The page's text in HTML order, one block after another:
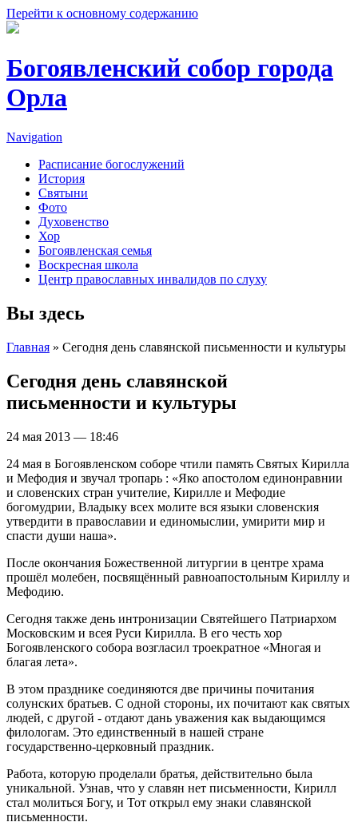
Перейти к основному содержанию
Богоявленский собор города
Орла
Navigation
Расписание богослужений
История
Святыни
Фото
Духовенство
Хор
Богоявленская семья
Воскресная школа
Центр православных инвалидов по слуху
Вы здесь
Главная » Сегодня день славянской письменности и культуры
Сегодня день славянской
письменности и культуры
24 мая 2013 — 18:46
24 мая в Богоявленском соборе чтили память Святых Кирилла
и Мефодия и звучал тропарь : «Яко апостолом единонравнии
и словенских стран учителие, Кирилле и Мефодие
богомудрии, Владыку всех молите вся языки словенския
утвердити в православии и единомыслии, умирити мир и
спасти души наша».
После окончания Божественной литургии в центре храма
прошёл молебен, посвящённый равноапостольным Кириллу и
Мефодию.
Сегодня также день интронизации Святейшего Патриархом
Московским и всея Руси Кирилла. В его честь хор
Богоявленского собора возгласил троекратное «Многая и
благая лета».
В этом празднике соединяются две причины почитания
солунских братьев. С одной стороны, их почитают как святых
людей, с другой - отдают дань уважения как выдающимся
филологам. Это единственный в нашей стране
государственно-церковный праздник.
Работа, которую проделали братья, действительно была
уникальной. Узнав, что у славян нет письменности, Кирилл
стал молиться Богу, и Тот открыл ему знаки славянской
письменности.